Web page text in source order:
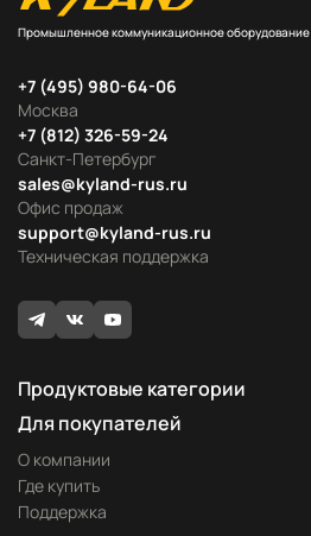
Промышленное коммуникационное оборудование
Москва
+7 (495) 980-64-06
Офис продаж
sales@kyland-rus.ru
Санкт-Петербург
+7 (812) 326-59-24
Техническая поддержка
support@kyland-rus.ru
Продуктовые категории
Для покупателей
О компании
Где купить
Поддержка